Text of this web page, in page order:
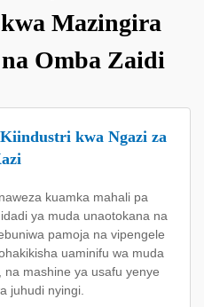
Mazingira
Omba Zaidi
kwa Ngazi za
kuamka mahali pa
ya muda unaotokana na
pamoja na vipengele
uaminifu wa muda
mashine ya usafu yenye
juhudi nyingi.